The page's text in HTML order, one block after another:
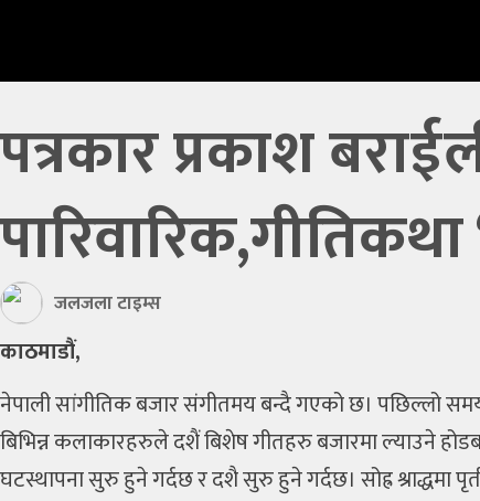
थप
मनोरञ्‍जन
शिक्षा
कृषि
रोचक
लेख
पत्रकार प्रकाश
जलजला टाइम्स
काठमाडौं,
नेपाली सांगीतिक बजार संगीतमय बन्दै गएको छ। पछिल्लो
बिभिन्न कलाकारहरुले दशैं बिशेष गीतहरु बजारमा ल्याउने
घटस्थापना सुरु हुने गर्दछ र दशै सुरु हुने गर्दछ। सोह्र